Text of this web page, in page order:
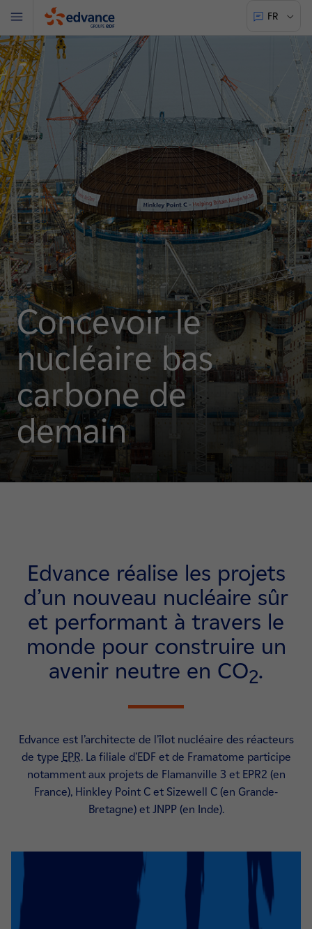
Edvance
FR
Menu
Concevoir le
nucléaire bas
carbone de
demain
Edvance réalise les projets
d’un nouveau nucléaire sûr
et performant à travers le
monde pour construire un
avenir neutre en CO2.
Edvance est l’architecte de l’îlot nucléaire des réacteurs
de type EPR. La filiale d’EDF et de Framatome participe
notamment aux projets de Flamanville 3 et EPR2 (en
France), Hinkley Point C et Sizewell C (en Grande-
Bretagne) et JNPP (en Inde).